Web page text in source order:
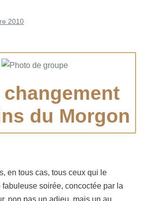
2010
changement
du Morgon
en tous cas, tous ceux qui le
fabuleuse soirée, concoctée par la